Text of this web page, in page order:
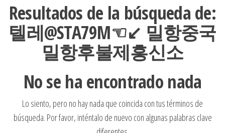
Resultados de la búsqueda de:
텔레@STA79M☜↙ 밀항중국
밀항후불제흥신소
No se ha encontrado nada
Lo siento, pero no hay nada que coincida con tus términos de
búsqueda. Por favor, inténtalo de nuevo con algunas palabras clave